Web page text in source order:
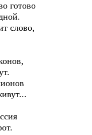
готово
слово,